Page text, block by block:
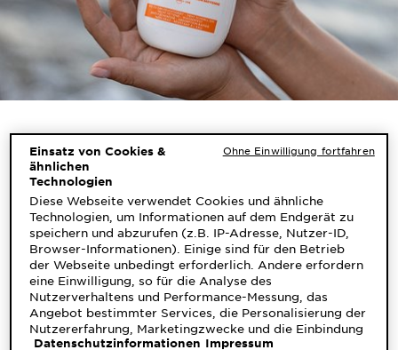
Was ist Sonnenmilch?
Sonnenmilch ist eine flüssige Lotion, die hauptsächlich
aus Wasser, Öl und UV-Filtern zum Schutz vor
Sonnenstrahlen besteht. Weitere Inhaltsstoffe wie
Vitamin E, Duftstoffe oder Ceramide sorgen neben
dem UV-Schutz für eine zusätzliche Pflege der Haut.
Als beliebtesSonnenschutzmittellässt sich
Sonnenmilch dank ihrer leichten Formel einfach
auftragen und verteilen. Sie eignet sich für den ganzen
Körper, aber auch für Gesicht und Hände.
Dank der in der Sonnenmilch enthaltenen
Einsatz von Cookies &
ähnlichen
Technologien
Diese Webseite verwendet Cookies und ähnliche
Technologien, um Informationen auf dem Endgerät zu
speichern und abzurufen (z.B. IP-Adresse, Nutzer-ID,
Browser-Informationen). Einige sind für den Betrieb
der Webseite unbedingt erforderlich. Andere erfordern
eine Einwilligung, so für die Analyse des
Nutzerverhaltens und Performance-Messung, das
Angebot bestimmter Services, die Personalisierung der
Nutzererfahrung, Marketingzwecke und die Einbindung
externer Medien. Nicht unbedingt erforderliche Cookies
Datenschutzinformationen Impressum
Ohne Einwilligung fortfahren